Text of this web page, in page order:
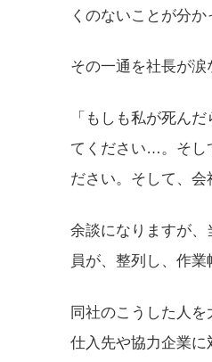
くのないことが分
その一通を社長が涙
「もしも私が死ん
てください…。そし
ださい。そして、
余談になりますが
員が、整列し、作業
同社のこうした人
仕入先や協力企業に